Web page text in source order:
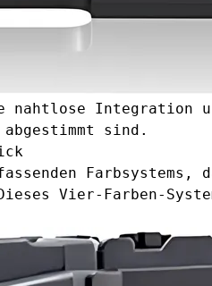
Integration
sind.
Farbsystems,
Vier-Farben-